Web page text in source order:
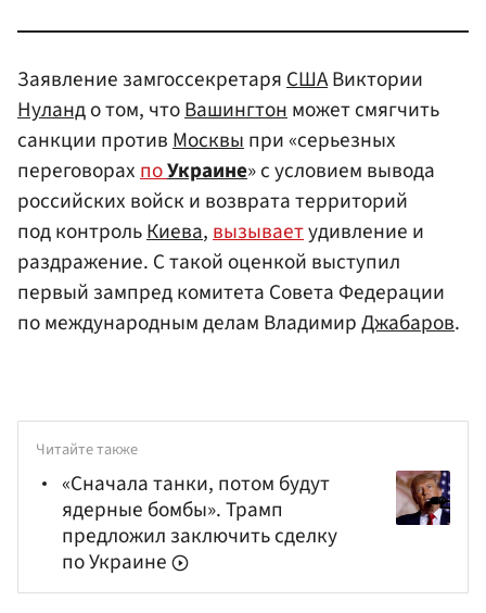
Заявление замгоссекретаряСШАВиктории
Нуландо том, чтоВашингтонможет смягчить
санкции противМосквыпри «серьезных
переговорахпоУкраине» с условием вывода
российских войск и возврата территорий
под контрольКиева,вызываетудивление и
раздражение. С такой оценкой выступил
первый зампред комитета Совета Федерации
по международным делам ВладимирДжабаров.
Читайте также
«Сначала танки, потом будут
ядерные бомбы». Трамп
предложил заключить сделку
по Украине